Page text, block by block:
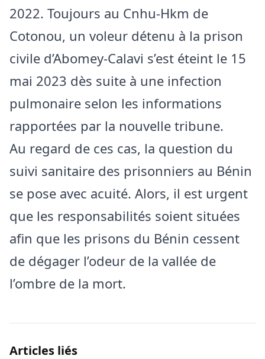
2022. Toujours au Cnhu-Hkm de
Cotonou, un voleur détenu à la prison
civile d’Abomey-Calavi s’est éteint le 15
mai 2023 dès suite à une infection
pulmonaire selon les informations
rapportées par la nouvelle tribune.
Au regard de ces cas, la question du
suivi sanitaire des prisonniers au Bénin
se pose avec acuité. Alors, il est urgent
que les responsabilités soient situées
afin que les prisons du Bénin cessent
de dégager l’odeur de la vallée de
l’ombre de la mort.
Articles liés